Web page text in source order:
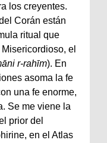
los creyentes.
Corán están
ritual que
el
r-rahīm). En
asoma la fe
una fe enorme,
Se me viene la
prior del
en el Atlas